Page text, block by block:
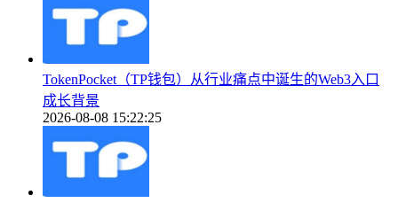
TokenPocket（TP钱包）从行业痛点中诞生的Web3入口
成长背景
2026-08-08 15:22:25